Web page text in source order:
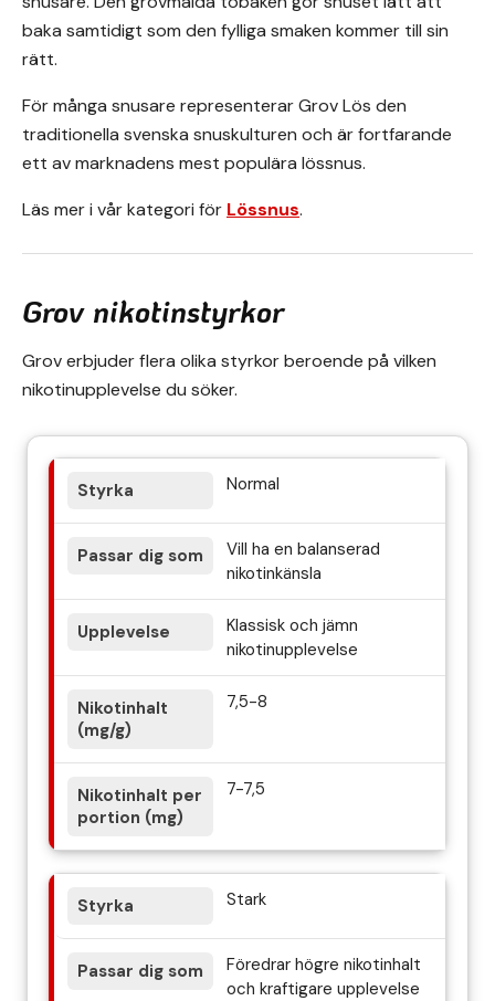
baka samtidigt som den fylliga smaken kommer till sin
rätt.
För många snusare representerar Grov Lös den
traditionella svenska snuskulturen och är fortfarande
ett av marknadens mest populära lössnus.
Läs mer i vår kategori för Lössnus.
Grov nikotinstyrkor
Grov erbjuder flera olika styrkor beroende på vilken
nikotinupplevelse du söker.
Normal
Vill ha en balanserad
nikotinkänsla
Klassisk och jämn
nikotinupplevelse
7,5-8
7-7,5
Stark
Föredrar högre nikotinhalt
och kraftigare upplevelse